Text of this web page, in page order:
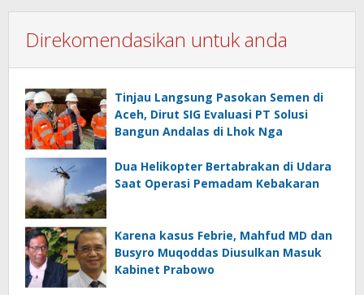
Direkomendasikan untuk anda
Tinjau Langsung Pasokan Semen di
Aceh, Dirut SIG Evaluasi PT Solusi
Bangun Andalas di Lhok Nga
Dua Helikopter Bertabrakan di Udara
Saat Operasi Pemadam Kebakaran
Karena kasus Febrie, Mahfud MD dan
Busyro Muqoddas Diusulkan Masuk
Kabinet Prabowo